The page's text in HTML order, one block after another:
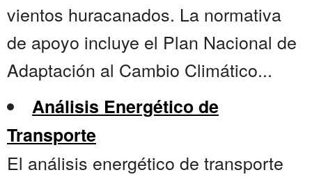
vientos huracanados. La normativa
de apoyo incluye el Plan Nacional de
Adaptación al Cambio Climático...
Análisis Energético de
Transporte
El análisis energético de transporte